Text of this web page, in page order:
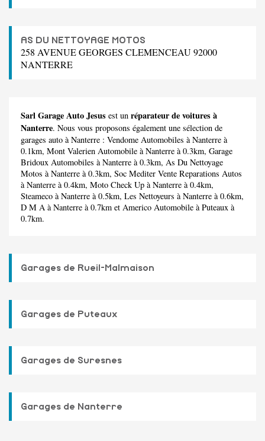
AS DU NETTOYAGE MOTOS
258 AVENUE GEORGES CLEMENCEAU 92000
NANTERRE
Sarl Garage Auto Jesus est un réparateur de voitures à
Nanterre. Nous vous proposons également une sélection de
garages auto à Nanterre : Vendome Automobiles à Nanterre à
0.1km, Mont Valerien Automobile à Nanterre à 0.3km, Garage
Bridoux Automobiles à Nanterre à 0.3km, As Du Nettoyage
Motos à Nanterre à 0.3km, Soc Mediter Vente Reparations Autos
à Nanterre à 0.4km, Moto Check Up à Nanterre à 0.4km,
Steameco à Nanterre à 0.5km, Les Nettoyeurs à Nanterre à 0.6km,
D M A à Nanterre à 0.7km et Americo Automobile à Puteaux à
0.7km.
Garages de Rueil-Malmaison
Garages de Puteaux
Garages de Suresnes
Garages de Nanterre